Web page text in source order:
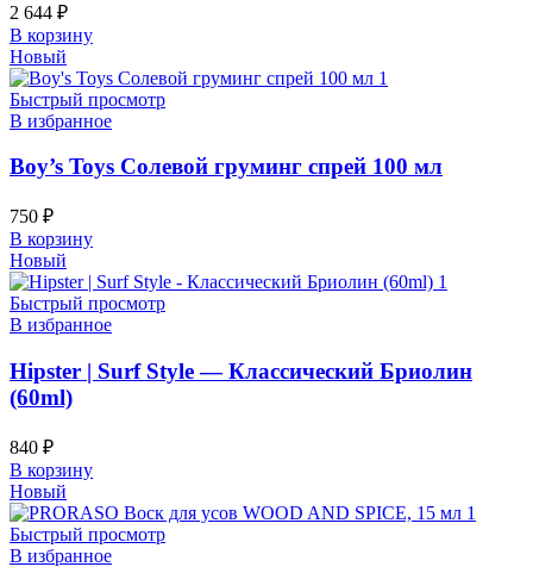
2 644 ₽
В корзину
Новый
Быстрый просмотр
В избранное
Boy’s Toys Солевой груминг спрей 100 мл
750 ₽
В корзину
Новый
Быстрый просмотр
В избранное
Hipster | Surf Style — Классический Бриолин
(60ml)
840 ₽
В корзину
Новый
Быстрый просмотр
В избранное